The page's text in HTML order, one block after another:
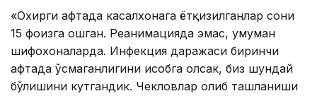
«Охирги ҳафтада касалхонага ётқизилганлар сони
15 фоизга ошган. Реанимацияда эмас, умуман
шифохоналарда. Инфекция даражаси биринчи
ҳафтада ўсмаганлигини ҳисобга олсак, биз шундай
бўлишини кутгандик. Чекловлар олиб ташланиши